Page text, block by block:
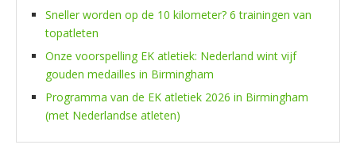
Sneller worden op de 10 kilometer? 6 trainingen van
topatleten
Onze voorspelling EK atletiek: Nederland wint vijf
gouden medailles in Birmingham
Programma van de EK atletiek 2026 in Birmingham
(met Nederlandse atleten)